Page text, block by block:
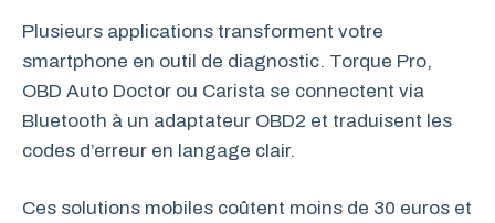
Plusieurs applications transforment votre
smartphone en outil de diagnostic. Torque Pro,
OBD Auto Doctor ou Carista se connectent via
Bluetooth à un adaptateur OBD2 et traduisent les
codes d’erreur en langage clair.
Ces solutions mobiles coûtent moins de 30 euros et